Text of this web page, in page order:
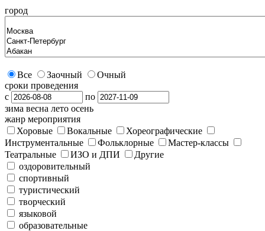
город
Все Заочный
Очный
сроки проведения
с
по
зима весна лето осень
жанр мероприятия
Хоровые
Вокальные
Хореографические
Инструментальные
Фольклорные
Мастер-классы
Театральные
ИЗО и ДПИ
Другие
оздоровительный
спортивный
туристический
творческий
языковой
образовательные